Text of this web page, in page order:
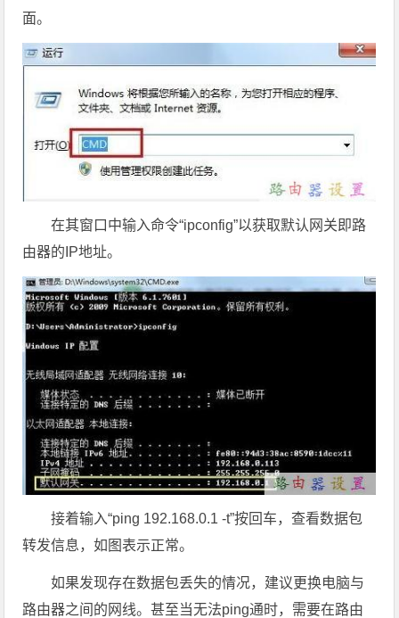
面。
在其窗口中输入命令“ipconfig”以获取默认网关即路
由器的IP地址。
接着输入“ping 192.168.0.1 -t”按回车，查看数据包
转发信息，如图表示正常。
如果发现存在数据包丢失的情况，建议更换电脑与
路由器之间的网线。甚至当无法ping通时，需要在路由